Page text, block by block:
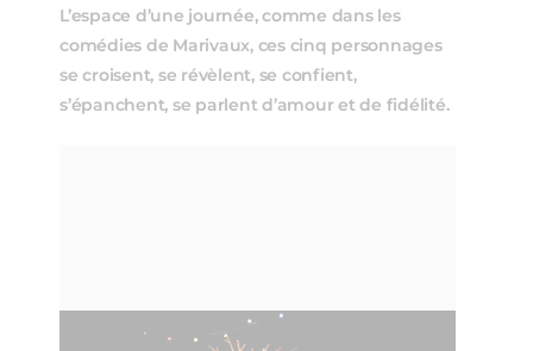
L’espace d’une journée, comme dans les
comédies de Marivaux, ces cinq personnages
se croisent, se révèlent, se confient,
s’épanchent, se parlent d’amour et de fidélité.